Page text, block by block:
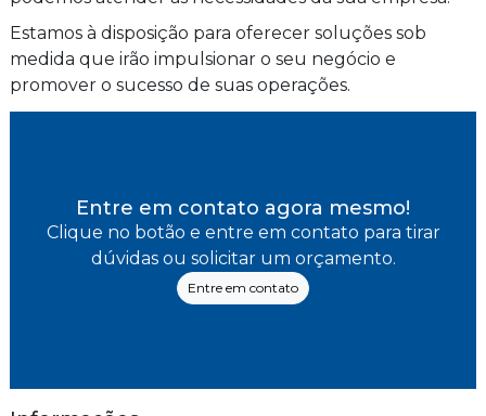
Estamos à disposição para oferecer soluções sob
medida que irão impulsionar o seu negócio e
promover o sucesso de suas operações.
Entre em contato agora mesmo!
Clique no botão e entre em contato para tirar
dúvidas ou solicitar um orçamento.
Entre em contato